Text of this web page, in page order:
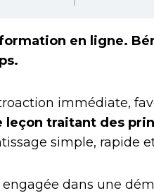
en ligne.
immédiate,
leçon traitant des
simple, rapide
dans une